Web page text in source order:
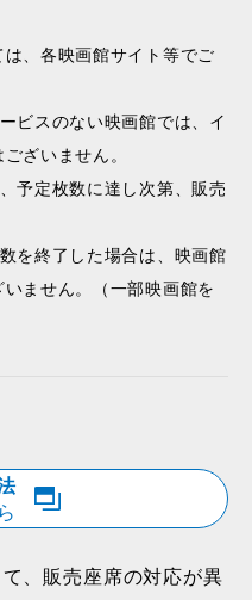
、各映画館サイト等でご
ビスのない映画館では、イ
ざいません。
予定枚数に達し次第、販売
を終了した場合は、映画館
ません。（一部映画館を
、販売座席の対応が異